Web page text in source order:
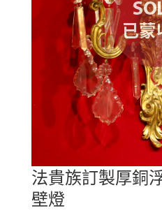
法貴族訂製厚銅
壁燈